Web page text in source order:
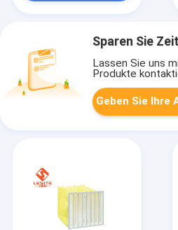
Sparen Sie Zeit
Lassen Sie uns
Produkte
Geben Sie Ihre